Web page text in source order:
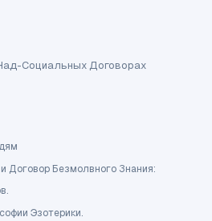
Социальных Договорах
Договор Безмолвного Знания:
Эзотерики.